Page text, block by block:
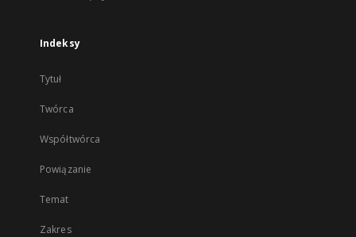
Indeksy
Tytuł
Twórca
Współtwórca
Powiązanie
Temat
Zakres